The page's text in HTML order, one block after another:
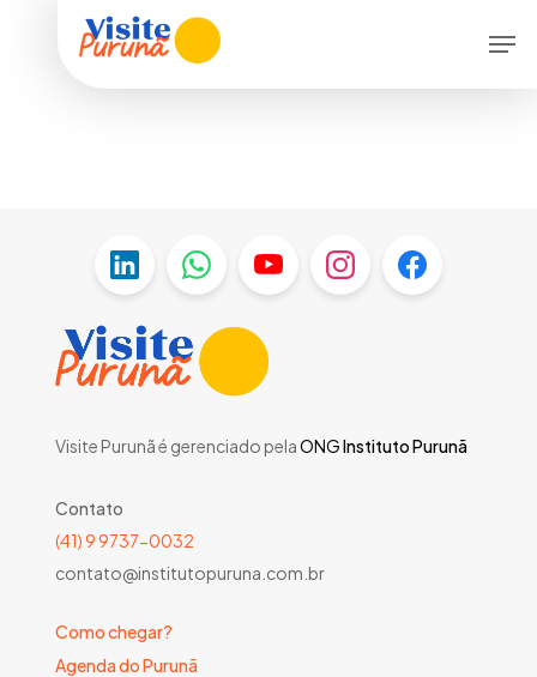
Visite Purunã é gerenciado pelaONGInstituto Purunã
Contato
(41) 9 9737-0032
contato@institutopuruna.com.br
Como chegar?
Agenda do Purunã